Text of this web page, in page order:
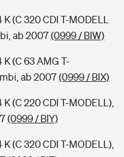
(C 320 CDI T-MODELL
ab 2007(0999 / BIW)
(C 63 AMG T-
ab 2007(0999 / BIX)
(C 220 CDI T-MODELL),
(0999 / BIY)
(C 320 CDI T-MODELL),